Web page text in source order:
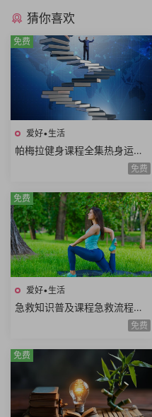
猜你喜欢
爱好•生活
帕梅拉健身课程全集热身运动
全身训练腹部训练臀腿训练舞
免费
免费
爱好•生活
急救知识普及课程急救流程心
肺复苏哮喘发作止血包扎急性
免费
免费
免费